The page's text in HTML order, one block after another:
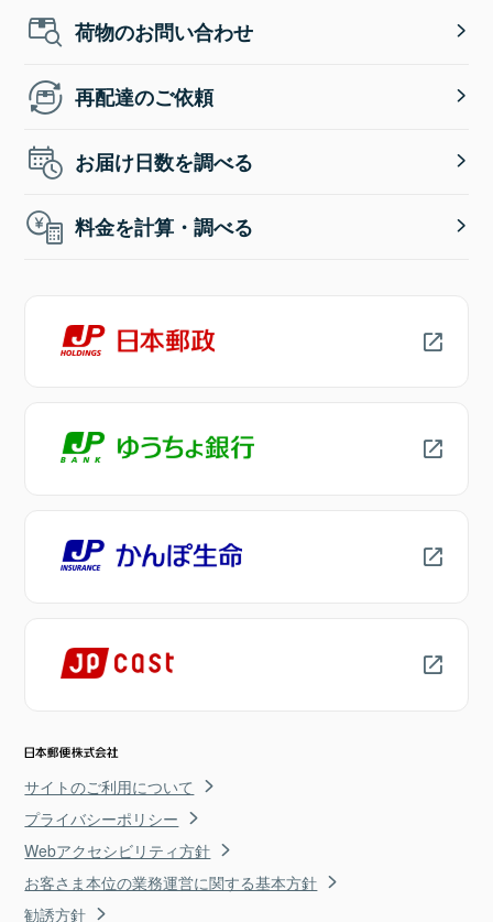
荷物のお問い合わせ
再配達のご依頼
お届け日数を調べる
料金を計算・調べる
サイトのご利用について
プライバシーポリシー
Webアクセシビリティ方針
お客さま本位の業務運営に関する基本方針
勧誘方針